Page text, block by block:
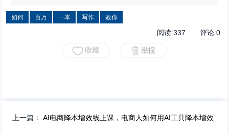
如何 百万 一本 写作 教你
阅读:337 评论:0
上一篇：AI电商降本增效线上课，电商人如何用AI工具降本增效